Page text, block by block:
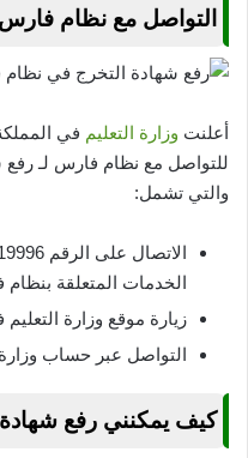
التواصل مع نظام فارس
أعلنت وزارة التعليم في
للتواصل مع نظام فارس لـ
والتي تشمل:
الخدمات المتعلقة
زيارة موقع وزارة
التواصل عبر حساب وزارة
كيف يمكنني رفع